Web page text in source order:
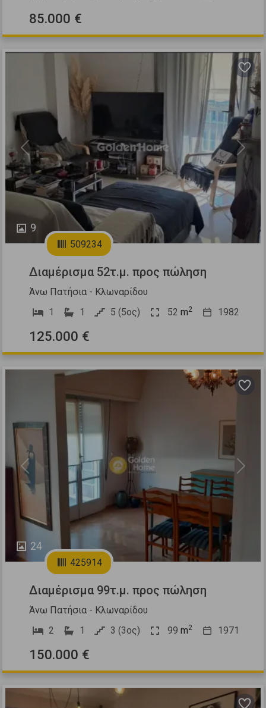
85.000 €
9
Previous Next
509234
Διαμέρισμα 52τ.μ. προς πώληση
Άνω Πατήσια - Κλωναρίδου
1
1 5 (5ος) 52 m2 1982
125.000 €
24
Previous Next
425914
Διαμέρισμα 99τ.μ. προς πώληση
Άνω Πατήσια - Κλωναρίδου
2
1 3 (3ος) 99 m2 1971
150.000 €